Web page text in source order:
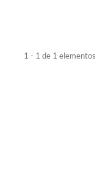
1 - 1 de 1 elementos